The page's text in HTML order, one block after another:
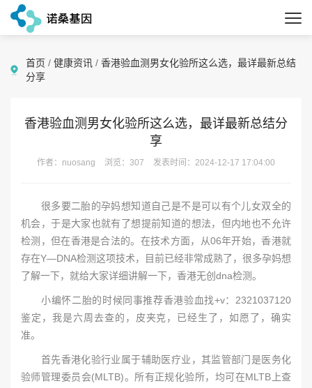
首页 / 健康资讯 / 香港验血测男女化验所这么选，最详最新总结
分享
香港验血测男女化验所这么选，最详最新总结分
享
作者：nuosang 浏览：307 发表时间：2024-12-17 17:04:00
很多要二胎的孕妈想知道自己是不是可以有个儿女双全的
机会，于是大家也就有了想提前知道的想法，但内地也不允许
检测，但在香港是合法的。在技术方面，从06年开始，香港就
存在Y—DNA检测这项技术，目前已经非常成熟了，很多孕妈想
了解一下，就给大家详细讲解一下，香港无创dna检测。
小编怀二胎的时候同事推荐香港验血找+v：2321037120
鉴定，我是六周去查的，皮夹克，已经生了，如愿了，确实
准。
首先香港化验行业属于辅助医疗业，其监管部门是医务化
验师管理委员会(MLTB)。所有正规化验所，均可在MLTB上查